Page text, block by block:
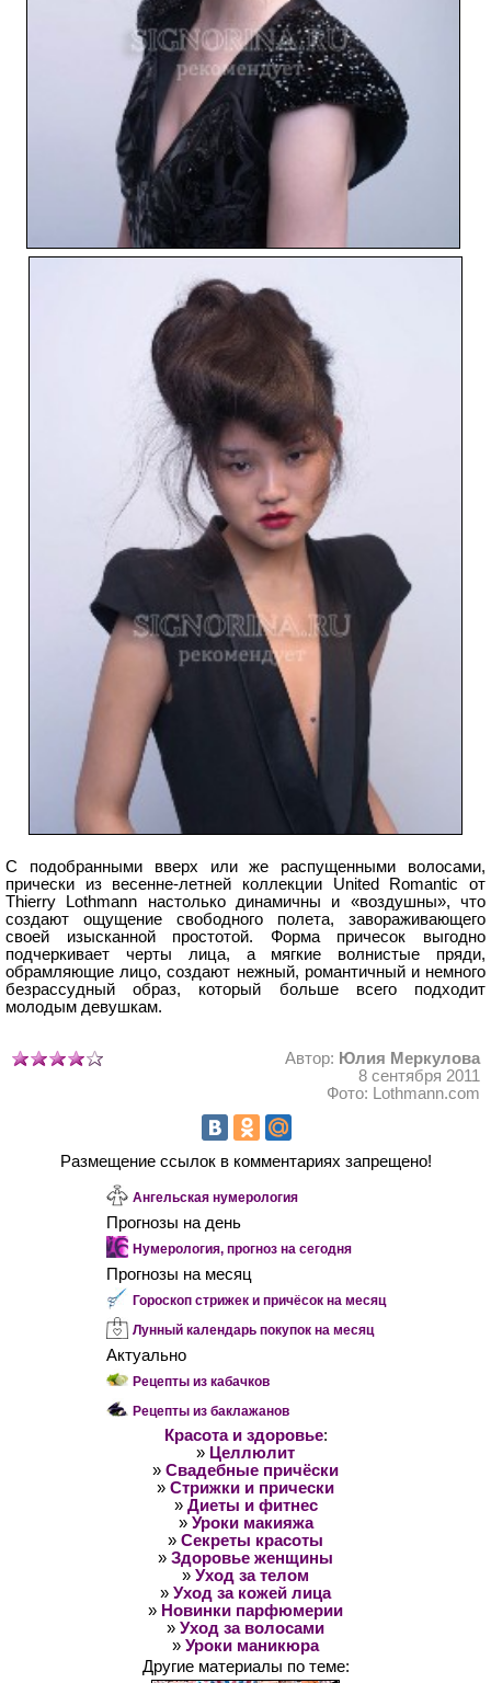
С подобранными вверх или же распущенными волосами,
прически из весенне-летней коллекции United Romantic от
Thierry Lothmann настолько динамичны и «воздушны», что
создают ощущение свободного полета, завораживающего
своей изысканной простотой. Форма причесок выгодно
подчеркивает черты лица, а мягкие волнистые пряди,
обрамляющие лицо, создают нежный, романтичный и немного
безрассудный образ, который больше всего подходит
молодым девушкам.
Автор: Юлия Меркулова
8 сентября 2011
Фото: Lothmann.com
Размещение ссылок в комментариях запрещено!
Ангельская нумерология
Прогнозы на день
Нумерология, прогноз на сегодня
Прогнозы на месяц
Гороскоп стрижек и причёсок на месяц
Лунный календарь покупок на месяц
Актуально
Рецепты из кабачков
Рецепты из баклажанов
Красота и здоровье:
» Целлюлит
» Свадебные причёски
» Стрижки и прически
» Диеты и фитнес
» Уроки макияжа
» Секреты красоты
» Здоровье женщины
» Уход за телом
» Уход за кожей лица
» Новинки парфюмерии
» Уход за волосами
» Уроки маникюра
Другие материалы по теме: